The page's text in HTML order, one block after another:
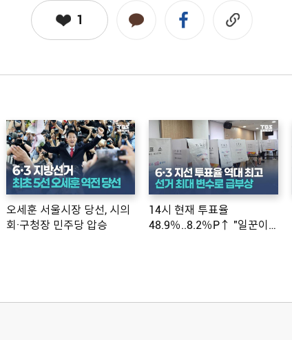
1
오세훈 서울시장 당선, 시의
회·구청장 민주당 압승
14시 현재 투표율
48.9％..8.2％P↑ "일꾼이